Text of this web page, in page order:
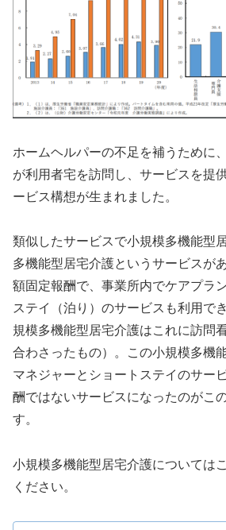
ホームヘルパーの不足を補うために
が利用者宅を訪問し、サービスを提
ービス構想が生まれました。
類似したサービスで小規模多機能型
多機能型居宅介護というサービスが
額固定報酬で、事業所内でケアプラ
ステイ（泊り）のサービスも利用で
規模多機能型居宅介護はこれに訪問
合わさったもの）。この小規模多機
マネジャーとショートステイのサー
酬ではないサービスになったのがこ
す。
小規模多機能型居宅介護については
ください。